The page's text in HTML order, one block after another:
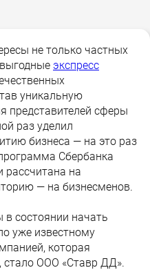
не только частных
экспресс
уникальную
представителей сферы
раз уделил
бизнеса — на это раз
Сбербанка
рассчитана на
— на бизнесменов.
состоянии начать
уже известному
которая
стало ООО «Ставр ДД».